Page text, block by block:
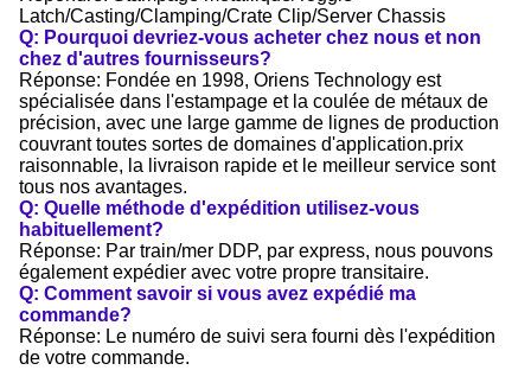
Latch/Casting/Clamping/Crate Clip/Server Chassis
Q: Pourquoi devriez-vous acheter chez nous et non
chez d'autres fournisseurs?
Réponse: Fondée en 1998, Oriens Technology est
spécialisée dans l'estampage et la coulée de métaux de
précision, avec une large gamme de lignes de production
couvrant toutes sortes de domaines d'application.prix
raisonnable, la livraison rapide et le meilleur service sont
tous nos avantages.
Q: Quelle méthode d'expédition utilisez-vous
habituellement?
Réponse: Par train/mer DDP, par express, nous pouvons
également expédier avec votre propre transitaire.
Q: Comment savoir si vous avez expédié ma
commande?
Réponse: Le numéro de suivi sera fourni dès l'expédition
de votre commande.